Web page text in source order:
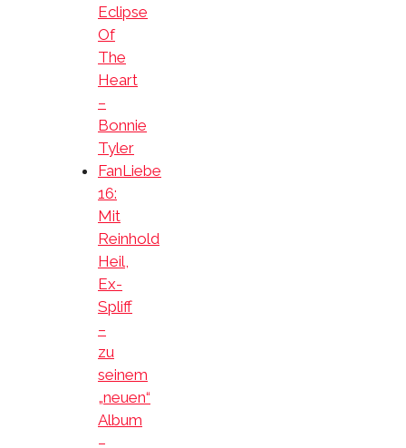
Eclipse
Of
The
Heart
–
Bonnie
Tyler
FanLiebe
16:
Mit
Reinhold
Heil,
Ex-
Spliff
–
zu
seinem
„neuen“
Album
–